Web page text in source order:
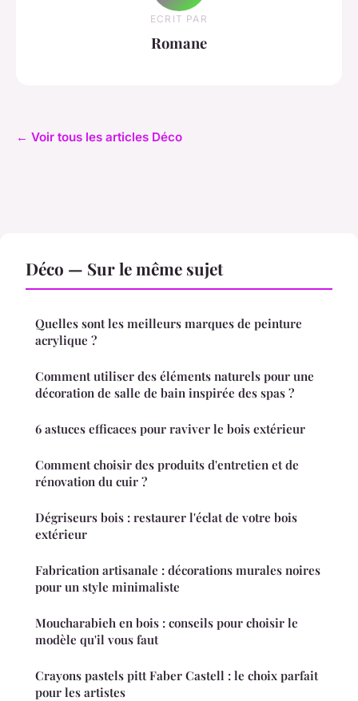
ECRIT PAR
Romane
← Voir tous les articles Déco
Déco — Sur le même sujet
Quelles sont les meilleurs marques de peinture
acrylique ?
Comment utiliser des éléments naturels pour une
décoration de salle de bain inspirée des spas ?
6 astuces efficaces pour raviver le bois extérieur
Comment choisir des produits d'entretien et de
rénovation du cuir ?
Dégriseurs bois : restaurer l'éclat de votre bois
extérieur
Fabrication artisanale : décorations murales noires
pour un style minimaliste
Moucharabieh en bois : conseils pour choisir le
modèle qu'il vous faut
Crayons pastels pitt Faber Castell : le choix parfait
pour les artistes